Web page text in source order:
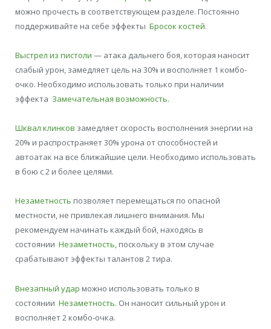
можно прочесть в соответствующем разделе. Постоянно
поддерживайте на себе эффекты Бросок костей.
Выстрел из пистоли — атака дальнего боя, которая наносит
слабый урон, замедляет цель на 30% и восполняет 1 комбо-
очко. Необходимо использовать только при наличии
эффекта Замечательная возможность.
Шквал клинков замедляет скорость восполнения энергии на
20% и распространяет 30% урона от способностей и
автоатак на все ближайшие цели. Необходимо использовать
в бою с 2 и более целями.
Незаметность позволяет перемещаться по опасной
местности, не привлекая лишнего внимания. Мы
рекомендуем начинать каждый бой, находясь в
состоянии Незаметность, поскольку в этом случае
срабатывают эффекты талантов 2 тира.
Внезапный удар можно использовать только в
состоянии Незаметность. Он наносит сильный урон и
восполняет 2 комбо-очка.